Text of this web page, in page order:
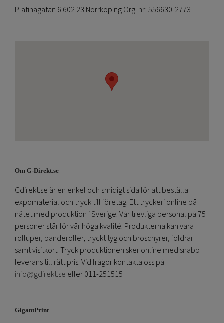
Platinagatan 6 602 23 Norrköping Org. nr: 556630-2773
Om G-Direkt.se
Gdirekt.se är en enkel och smidigt sida för att beställa
expomaterial och tryck till företag. Ett tryckeri online på
nätet med produktion i Sverige. Vår trevliga personal på 75
personer står för vår höga kvalité. Produkterna kan vara
rolluper, banderoller, tryckt tyg och broschyrer, foldrar
samt visitkort. Tryck produktionen sker online med snabb
leverans till rätt pris. Vid frågor kontakta oss på
info@gdirekt.se eller 011-251515
GigantPrint